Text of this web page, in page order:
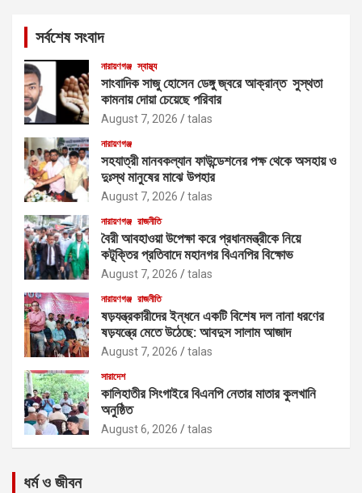
সর্বশেষ সংবাদ
নারায়ণগঞ্জ স্বাস্থ্য
সাংবাদিক সাজু হোসেন ডেঙ্গু জ্বরে আক্রান্ত সুস্থতা
কামনায় দোয়া চেয়েছে পরিবার
August 7, 2026 talas
নারায়ণগঞ্জ
সহযাত্রী মানবকল্যান ফাউন্ডেশনের পক্ষ থেকে অসহায় ও
দুঃস্থ মানুষের মাঝে উপহার
August 7, 2026 talas
নারায়ণগঞ্জ রাজনীতি
বৈরী আবহাওয়া উপেক্ষা করে প্রধানমন্ত্রীকে নিয়ে
কটূক্তির প্রতিবাদে মহানগর বিএনপির বিক্ষোভ
August 7, 2026 talas
নারায়ণগঞ্জ রাজনীতি
ষড়যন্ত্রকারীদের ইন্ধনে একটি বিশেষ দল নানা ধরণের
ষড়যন্ত্রে মেতে উঠেছে: আবদুস সালাম আজাদ
August 7, 2026 talas
সারাদেশ
কালিহাতীর সিংগাইরে বিএনপি নেতার মাতার কুলখানি
অনুষ্ঠিত
August 6, 2026 talas
ধর্ম ও জীবন